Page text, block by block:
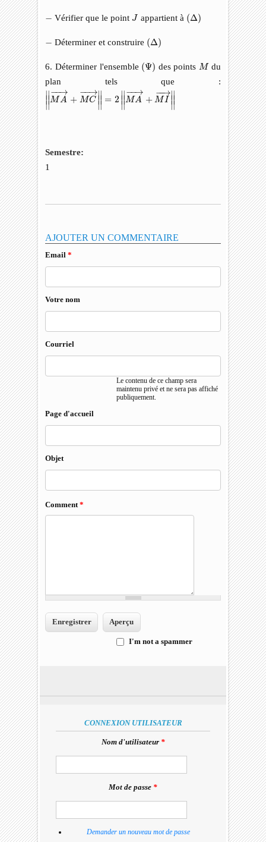
− Vérifier que le point J
J appartient à (Δ)
(Δ)
− Déterminer et construire (Δ)
( Δ )
6. Déterminer l'ensemble (Ψ)
(Ψ) des points M
Mdu
plan tels que :
∣∣
∣
∣∣
∣
−−→
MA +
−−→
MC
∣∣
∣
∣∣
∣
= 2 ∣∣
∣
∣∣
∣
−−→
MA +
−
−→
MI
∣∣
∣
∣∣
∣
||M → → M → →||
Semestre:
1
AJOUTER UN COMMENTAIRE
Email*
Votre nom
Courriel
Le contenu de ce champ sera
maintenu privé et ne sera pas affiché
publiquement.
Page d'accueil
Objet
Comment*
I'm not a spammer
CONNEXION UTILISATEUR
Nom d'utilisateur *
Mot de passe *
Demander un nouveau mot de passe